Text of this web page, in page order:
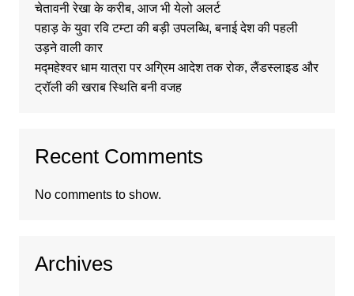
चेतावनी रेखा के करीब, आज भी येलो अलर्ट
पहाड़ के युवा रवि टम्टा की बड़ी उपलब्धि, बनाई देश की पहली
उड़ने वाली कार
मद्महेश्वर धाम यात्रा पर अग्रिम आदेश तक रोक, लैंडस्लाइड और
ट्रॉली की खराब स्थिति बनी वजह
Recent Comments
No comments to show.
Archives